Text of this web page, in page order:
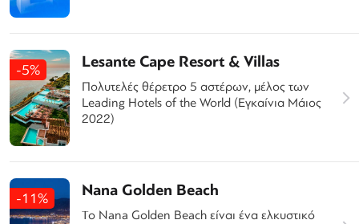
-5% Lesante Cape Resort & Villas
Πολυτελές θέρετρο 5 αστέρων, μέλος των
Leading Hotels of the World (Εγκαίνια Μάιος
2022)
-11% Nana Golden Beach
Το Nana Golden Beach είναι ένα ελκυστικό